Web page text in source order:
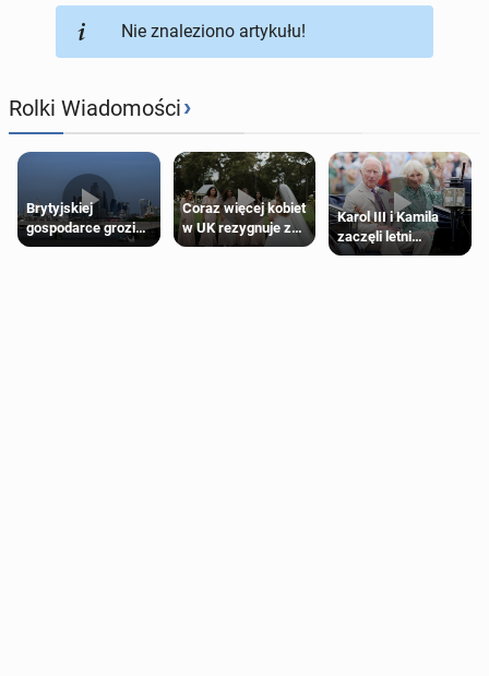
Nie znaleziono artykułu!
Rolki Wiadomości›
Brytyjskiej
gospodarce grozi
recesja, jeśli
Coraz więcej kobiet
w UK rezygnuje z
roli druhny na
Karol III i Kamila
zaczęli letni
odpoczynek po